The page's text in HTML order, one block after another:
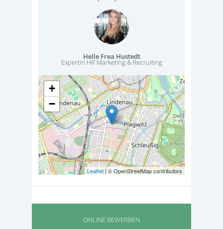
Helle Frea Hustedt
Expertin HR Marketing & Recruiting
+
−
Leaflet| © OpenStreetMap contributors
ONLINE BEWERBEN